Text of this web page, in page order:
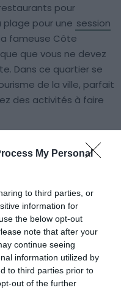
My Personal
to third parties, or
information for
the below opt-out
note that after your
continue seeing
information utilized by
to third parties prior to
out of the further
pour
plage pour une session
fameuse Côte
que vous ne devez
Dans ce quartier se
de la ville, parfait
des activités à faire
plage